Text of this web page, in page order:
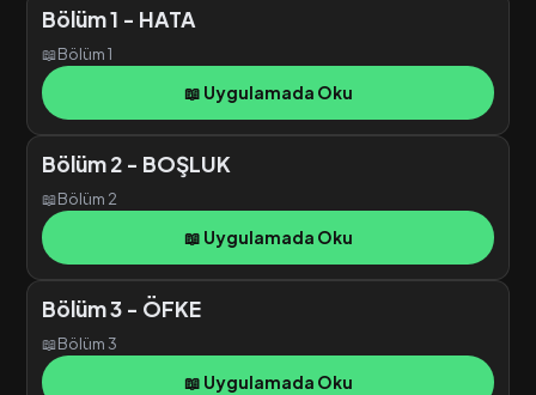
Bölüm 1 - HATA
📖Bölüm 1
📖 Uygulamada Oku
Bölüm 2 - BOŞLUK
📖Bölüm 2
📖 Uygulamada Oku
Bölüm 3 - ÖFKE
📖Bölüm 3
📖 Uygulamada Oku